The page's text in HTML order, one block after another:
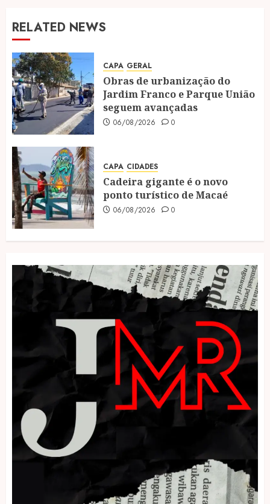
RELATED NEWS
CAPA GERAL
Obras de urbanização do
Jardim Franco e Parque União
seguem avançadas
06/08/2026 0
CAPA CIDADES
Cadeira gigante é o novo
ponto turístico de Macaé
06/08/2026 0